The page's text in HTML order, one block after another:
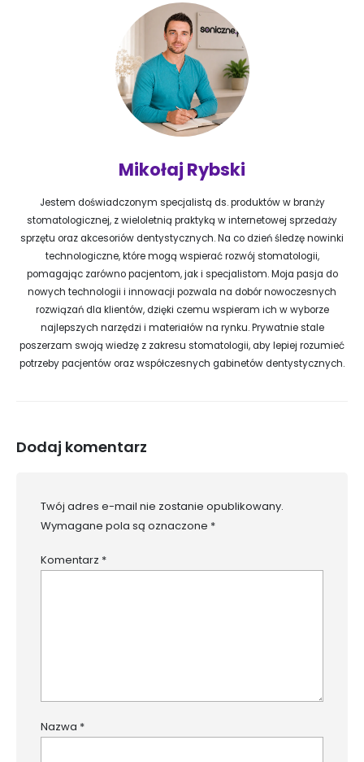
Mikołaj Rybski
Jestem doświadczonym specjalistą ds. produktów w branży
stomatologicznej, z wieloletnią praktyką w internetowej sprzedaży
sprzętu oraz akcesoriów dentystycznych. Na co dzień śledzę nowinki
technologiczne, które mogą wspierać rozwój stomatologii,
pomagając zarówno pacjentom, jak i specjalistom. Moja pasja do
nowych technologii i innowacji pozwala na dobór nowoczesnych
rozwiązań dla klientów, dzięki czemu wspieram ich w wyborze
najlepszych narzędzi i materiałów na rynku. Prywatnie stale
poszerzam swoją wiedzę z zakresu stomatologii, aby lepiej rozumieć
potrzeby pacjentów oraz współczesnych gabinetów dentystycznych.
Dodaj komentarz
Twój adres e-mail nie zostanie opublikowany.
Wymagane pola są oznaczone *
Komentarz *
Nazwa *